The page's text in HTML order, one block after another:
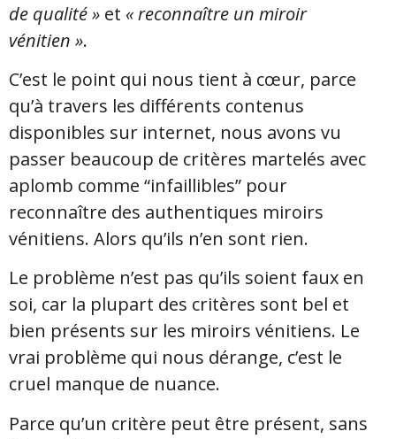
de qualité » et « reconnaître un miroir
vénitien ».
C’est le point qui nous tient à cœur, parce
qu’à travers les différents contenus
disponibles sur internet, nous avons vu
passer beaucoup de critères martelés avec
aplomb comme “infaillibles” pour
reconnaître des authentiques miroirs
vénitiens. Alors qu’ils n’en sont rien.
Le problème n’est pas qu’ils soient faux en
soi, car la plupart des critères sont bel et
bien présents sur les miroirs vénitiens. Le
vrai problème qui nous dérange, c’est le
cruel manque de nuance.
Parce qu’un critère peut être présent, sans